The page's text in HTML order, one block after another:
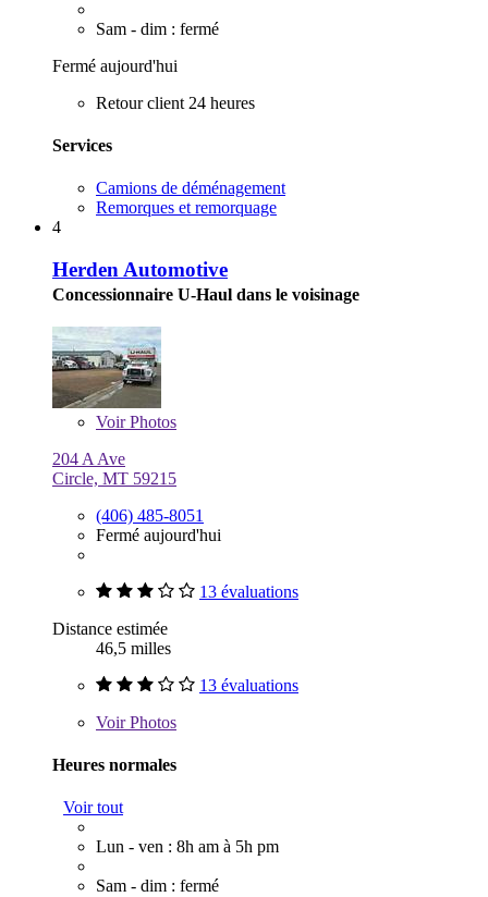
Sam - dim : fermé
Fermé aujourd'hui
Retour client 24 heures
Services
Camions de déménagement
Remorques et remorquage
4
Herden Automotive
Concessionnaire U-Haul dans le voisinage
VoirPhotos
204 A Ave
Circle, MT 59215
(406) 485-8051
Fermé aujourd'hui
13 évaluations
Distance estimée
46,5 milles
13 évaluations
VoirPhotos
Heures normales
Voir tout
Lun - ven : 8h am à 5h pm
Sam - dim : fermé